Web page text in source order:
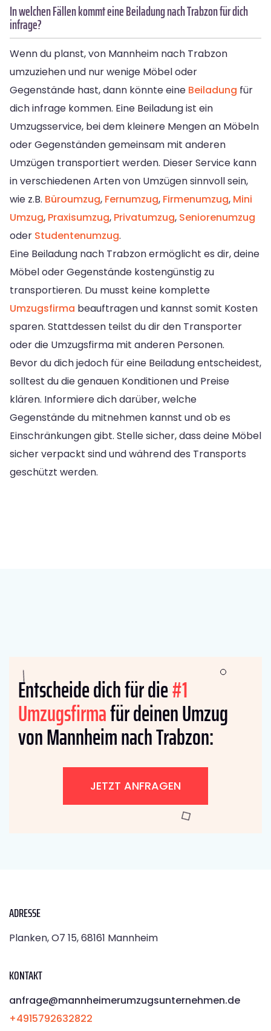
In welchen Fällen kommt eine Beiladung nach Trabzon für dich
infrage?
Wenn du planst, von Mannheim nach Trabzon
umzuziehen und nur wenige Möbel oder
Gegenstände hast, dann könnte eine Beiladung für
dich infrage kommen. Eine Beiladung ist ein
Umzugsservice, bei dem kleinere Mengen an Möbeln
oder Gegenständen gemeinsam mit anderen
Umzügen transportiert werden. Dieser Service kann
in verschiedenen Arten von Umzügen sinnvoll sein,
wie z.B. Büroumzug, Fernumzug, Firmenumzug, Mini
Umzug, Praxisumzug, Privatumzug, Seniorenumzug
oder Studentenumzug.
Eine Beiladung nach Trabzon ermöglicht es dir, deine
Möbel oder Gegenstände kostengünstig zu
transportieren. Du musst keine komplette
Umzugsfirma beauftragen und kannst somit Kosten
sparen. Stattdessen teilst du dir den Transporter
oder die Umzugsfirma mit anderen Personen.
Bevor du dich jedoch für eine Beiladung entscheidest,
solltest du die genauen Konditionen und Preise
klären. Informiere dich darüber, welche
Gegenstände du mitnehmen kannst und ob es
Einschränkungen gibt. Stelle sicher, dass deine Möbel
sicher verpackt sind und während des Transports
geschützt werden.
Entscheide dich für die#1
Umzugsfirmafür deinen Umzug
von Mannheim nach Trabzon:
JETZT ANFRAGEN
ADRESSE
Planken, O7 15, 68161 Mannheim
KONTAKT
anfrage@mannheimerumzugsunternehmen.de
+4915792632822